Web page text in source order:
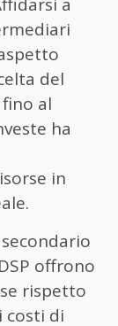
a
del
al
ha
in
offrono
rispetto
costi di